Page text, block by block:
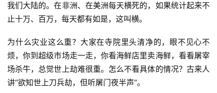
我们大陆的。在非洲、在美洲每天横死的，如果统计起来不
止十万、百万，每天都有如是，这叫横。
为什么灾业这么重？大家在寺院里头清净的，眼不见心不
烦，你到超级市场走一走，你看海鲜店里卖海鲜，看看屠宰
场杀牛，总觉世上劫难很重。怎么不看具体的情况？古来人
讲“欲知世上刀兵劫，但听屠门夜半声”。